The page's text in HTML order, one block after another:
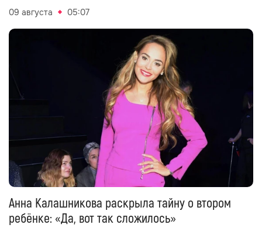
09 августа 05:07
Анна Калашникова раскрыла тайну о втором
ребёнке: «Да, вот так сложилось»